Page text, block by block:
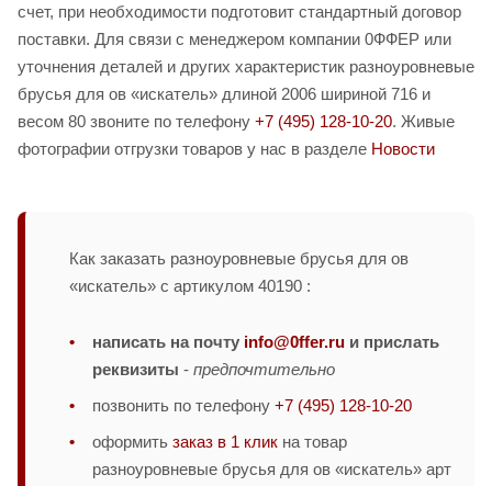
счет, при необходимости подготовит стандартный договор
поставки. Для связи с менеджером компании 0ФФЕР или
уточнения деталей и других характеристик разноуровневые
брусья для ов «искатель» длиной 2006 шириной 716 и
весом 80 звоните по телефону +7 (495) 128-10-20. Живые
фотографии отгрузки товаров у нас в разделе Новости
Как заказать разноуровневые брусья для ов
«искатель» с артикулом 40190 :
написать на почту info@0ffer.ru и прислать
реквизиты - предпочтительно
позвонить по телефону +7 (495) 128-10-20
оформить заказ в 1 клик на товар
разноуровневые брусья для ов «искатель» арт